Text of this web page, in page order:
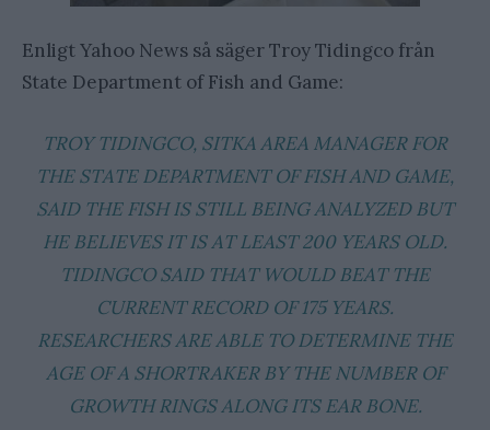
Enligt Yahoo News så säger Troy Tidingco från
State Department of Fish and Game:
TROY TIDINGCO, SITKA AREA MANAGER FOR
THE STATE DEPARTMENT OF FISH AND GAME,
SAID THE FISH IS STILL BEING ANALYZED BUT
HE BELIEVES IT IS AT LEAST 200 YEARS OLD.
TIDINGCO SAID THAT WOULD BEAT THE
CURRENT RECORD OF 175 YEARS.
RESEARCHERS ARE ABLE TO DETERMINE THE
AGE OF A SHORTRAKER BY THE NUMBER OF
GROWTH RINGS ALONG ITS EAR BONE.